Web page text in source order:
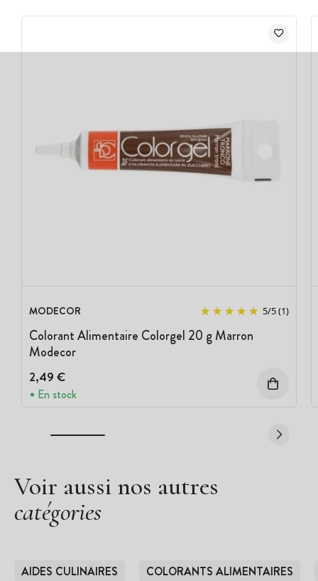
MODECOR 5/5(1)
Colorant Alimentaire Colorgel 20 g Marron
Modecor
2,49 €
En stock
Voir aussi nos autres
catégories
AIDES CULINAIRES COLORANTS ALIMENTAIRES